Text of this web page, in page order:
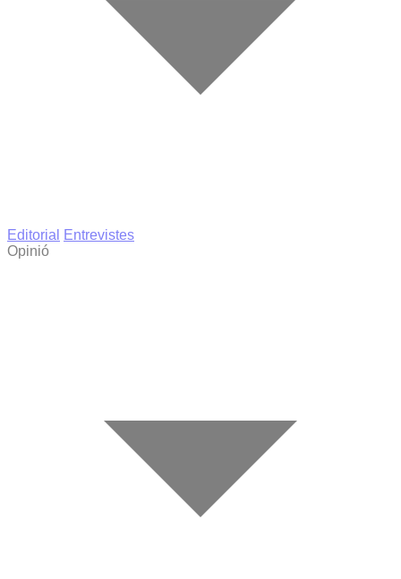
Editorial
Entrevistes
Opinió